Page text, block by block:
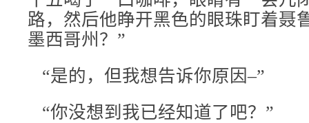
路，然后他睁开黑色的眼珠盯着聂
墨西哥州？”
“是的，但我想告诉你原因–”
“你没想到我已经知道了吧？”